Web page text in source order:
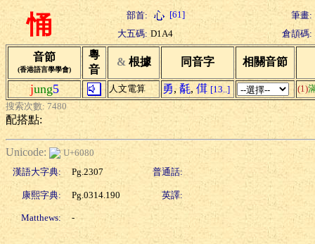
悀 部首: [61]
筆畫:
大五碼: D1A4 倉頡碼:
音節
(香港語言學學會)
粵
音
& 根據 同音字 相關音節
jung5 人文電算 勇, 氄, 傇 [13..] (1)
搜索次數: 7480
配搭點:
Unicode:
U+6080
漢語大字典:
Pg.2307 普通話:
康熙字典: Pg.0314.190 英譯:
Matthews: -